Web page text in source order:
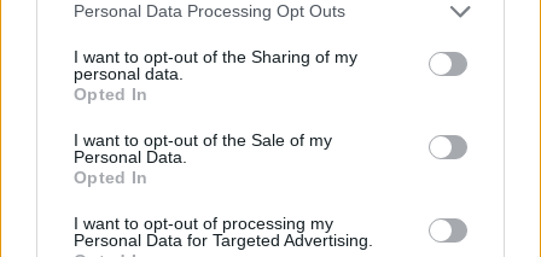
Personal Data Processing Opt Outs
I want to opt-out of the Sharing of my
personal data.
Opted In
I want to opt-out of the Sale of my
Personal Data.
Opted In
I want to opt-out of processing my
Personal Data for Targeted Advertising.
duels te zien
blijft cruciaal
geschiedenis